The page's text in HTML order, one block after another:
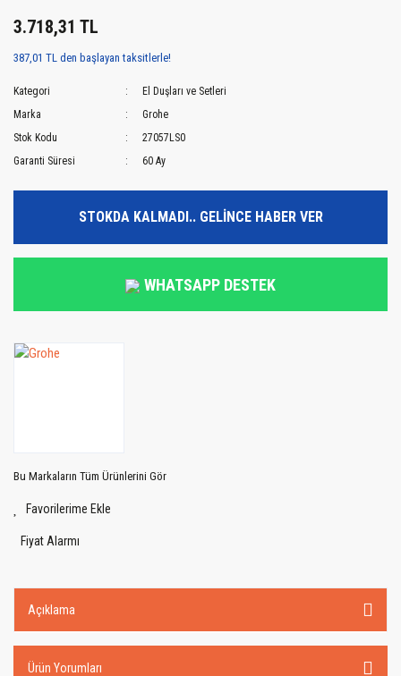
3.718,31 TL
387,01 TL den başlayan taksitlerle!
Kategori
El Duşları ve Setleri
Marka
Grohe
Stok Kodu
27057LS0
Garanti Süresi
60 Ay
STOKDA KALMADI.. GELİNCE HABER VER
WHATSAPP DESTEK
Bu Markaların Tüm Ürünlerini Gör
Fiyat Alarmı
Açıklama
Ürün Yorumları